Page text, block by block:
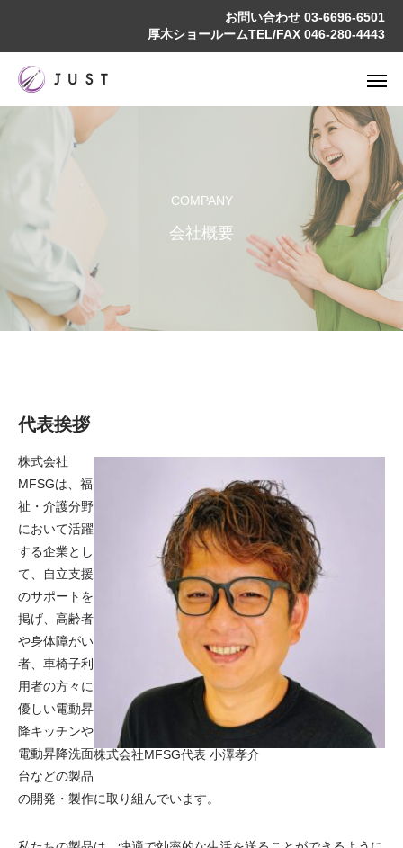
お問い合わせ 03-6696-6501
厚木ショールームTEL/FAX 046-280-4443
COMPANY
会社概要
代表挨拶
株式会社MFSG代表 小澤孝介
株式会社
MFSGは、福
祉・介護分野
において活躍
する企業とし
て、自立支援
のサポートを
掲げ、高齢者
や身体障がい
者、車椅子利
用者の方々に
優しい電動昇
降キッチンや
電動昇降洗面
台などの製品
の開発・製作に取り組んでいます。